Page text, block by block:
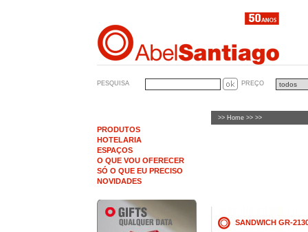
PESQUISA PREÇO
PRODUTOS
HOTELARIA
ESPAÇOS
O QUE VOU OFERECER
SÓ O QUE EU PRECISO
NOVIDADES
>> Home >> >>
SANDWICH GR-